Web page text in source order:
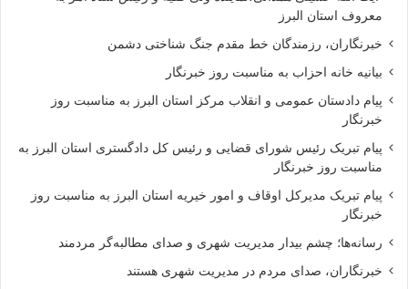
معروف استان البرز
خبرنگاران، رزمندگان خط مقدم جنگ شناختی دشمن
بیانیه خانه احزاب به مناسبت روز خبرنگار
پیام دادستان عمومی و انقلاب مرکز استان البرز به مناسبت روز
خبرنگار
پیام تبریک رئیس شورای قضایی و رئیس کل دادگستری استان البرز به
مناسبت روز خبرنگار
پیام تبریک مدیرکل اوقاف و امور خیریه استان البرز به مناسبت روز
خبرنگار
رسانه‌ها؛ چشم بیدار مدیریت شهری و صدای مطالبه‌گر مردمند
خبرنگاران، صدای مردم در مدیریت شهری هستند